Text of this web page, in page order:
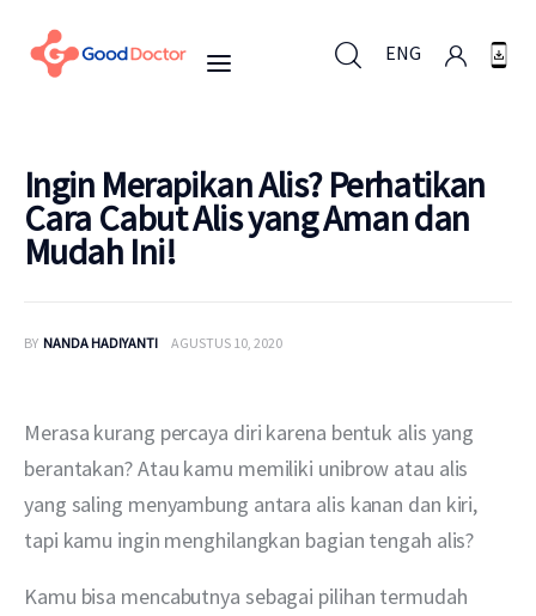
ENG
Untuk Bisnis
Berita
Layanan
Ingin Merapikan Alis? Perhatikan
Cara Cabut Alis yang Aman dan
Mudah Ini!
BY NANDA HADIYANTI AGUSTUS 10, 2020
Merasa kurang percaya diri karena bentuk alis yang
berantakan? Atau kamu memiliki unibrow atau alis
yang saling menyambung antara alis kanan dan kiri,
tapi kamu ingin menghilangkan bagian tengah alis?
Kamu bisa mencabutnya sebagai pilihan termudah